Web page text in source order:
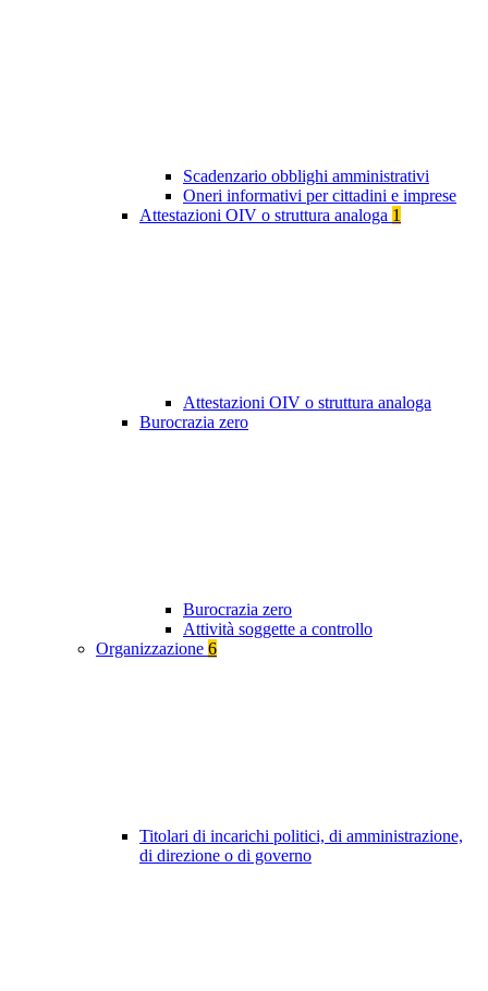
Scadenzario obblighi amministrativi
Oneri informativi per cittadini e imprese
Attestazioni OIV o struttura analoga 1
Attestazioni OIV o struttura analoga
Burocrazia zero
Burocrazia zero
Attività soggette a controllo
Organizzazione 6
Titolari di incarichi politici, di amministrazione,
di direzione o di governo